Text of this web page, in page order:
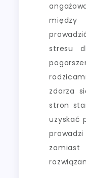
między
stresu
zdarza
stron
uzyskać